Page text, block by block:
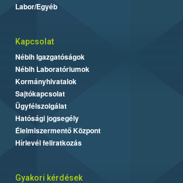
Labor/Egyéb
Kapcsolat
Nébih Igazgatóságok
Nébih Laboratóriumok
Kormányhivatalok
Sajtókapcsolat
Ügyfélszolgálat
Hatósági jogsegély
Élelmiszermentő Központ
Hírlevél feliratkozás
Gyakori kérdések